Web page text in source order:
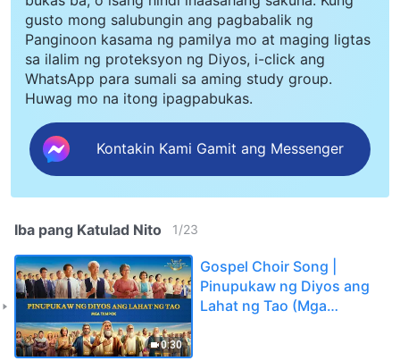
gusto mong salubungin ang pagbabalik ng
Panginoon kasama ng pamilya mo at maging ligtas
sa ilalim ng proteksyon ng Diyos, i-click ang
WhatsApp para sumali sa aming study group.
Huwag mo na itong ipagpabukas.
Kontakin Kami Gamit ang Messenger
Iba pang Katulad Nito 1/23
0:30
Gospel Choir Song |
Pinupukaw ng Diyos ang
Lahat ng Tao (Mga